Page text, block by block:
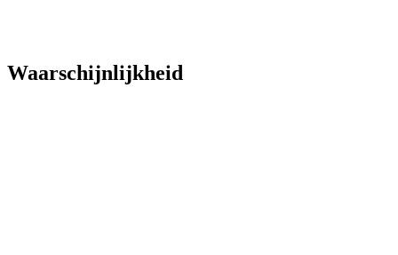
Waarschijnlijkheid